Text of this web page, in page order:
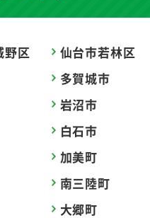
野区
仙台市若林区
多賀城市
岩沼市
白石市
加美町
南三陸町
大郷町